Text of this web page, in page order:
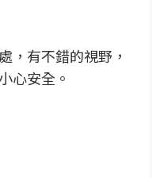
，有不錯的視野，
心安全。